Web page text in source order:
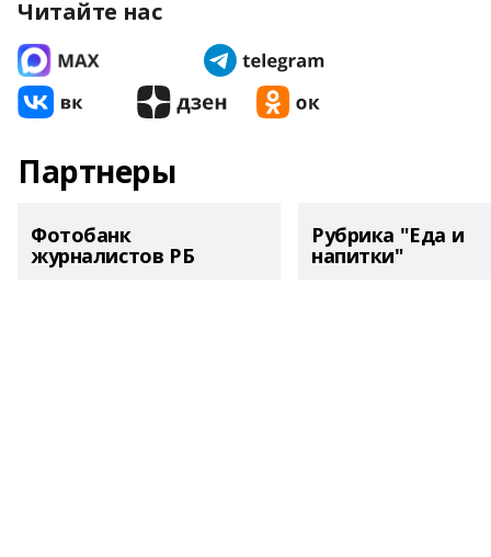
Читайте нас
Партнеры
Фотобанк
журналистов РБ
Рубрика "Еда и
напитки"